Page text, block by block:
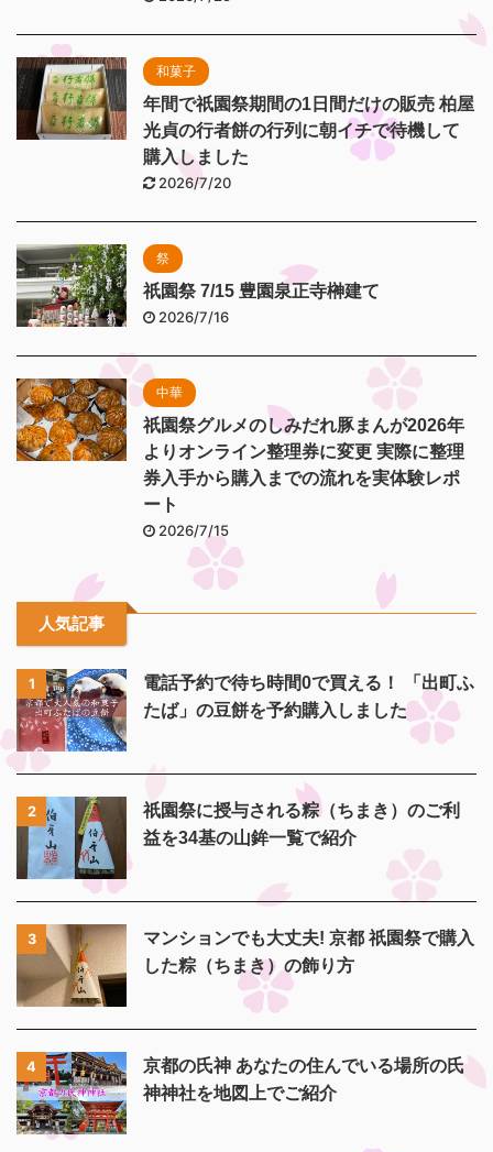
和菓子
年間で祇園祭期間の1日間だけの販売 柏屋
光貞の行者餅の行列に朝イチで待機して
購入しました
2026/7/20
祭
祇園祭 7/15 豊園泉正寺榊建て
2026/7/16
中華
祇園祭グルメのしみだれ豚まんが2026年
よりオンライン整理券に変更 実際に整理
券入手から購入までの流れを実体験レポ
ート
2026/7/15
人気記事
1
電話予約で待ち時間0で買える！ 「出町ふ
たば」の豆餅を予約購入しました
2
祇園祭に授与される粽（ちまき）のご利
益を34基の山鉾一覧で紹介
3
マンションでも大丈夫! 京都 祇園祭で購入
した粽（ちまき）の飾り方
4
京都の氏神 あなたの住んでいる場所の氏
神神社を地図上でご紹介